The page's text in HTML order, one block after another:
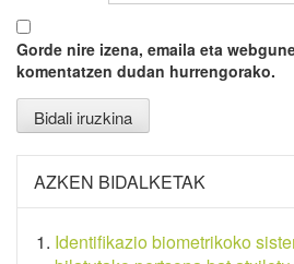
Gorde nire izena, emaila eta
komentatzen dudan hurrengorako.
AZKEN BIDALKETAK
Identifikazio biometrikoko